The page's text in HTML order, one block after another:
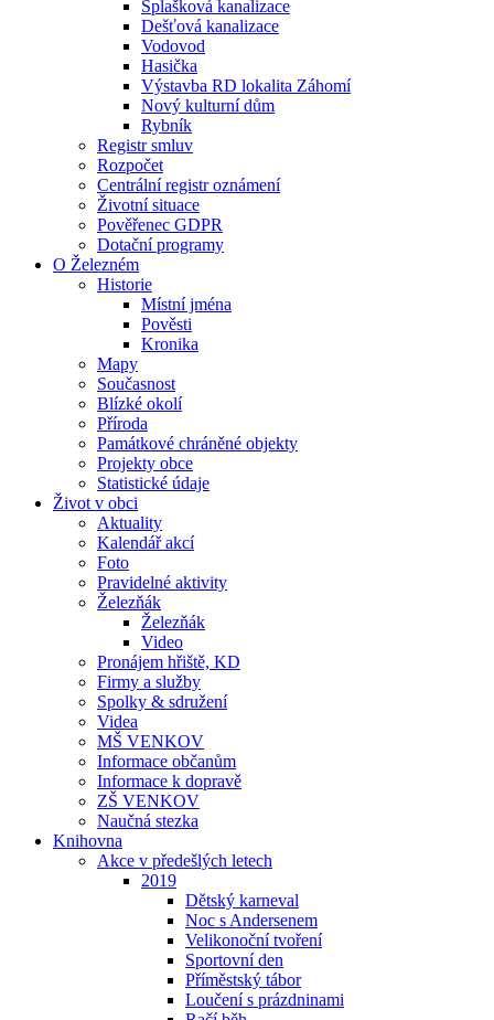
Splašková kanalizace
Dešťová kanalizace
Vodovod
Hasička
Výstavba RD lokalita Záhomí
Nový kulturní dům
Rybník
Registr smluv
Rozpočet
Centrální registr oznámení
Životní situace
Pověřenec GDPR
Dotační programy
O Železném
Historie
Místní jména
Pověsti
Kronika
Mapy
Současnost
Blízké okolí
Příroda
Památkové chráněné objekty
Projekty obce
Statistické údaje
Život v obci
Aktuality
Kalendář akcí
Foto
Pravidelné aktivity
Železňák
Železňák
Video
Pronájem hřiště, KD
Firmy a služby
Spolky & sdružení
Videa
MŠ VENKOV
Informace občanům
Informace k dopravě
ZŠ VENKOV
Naučná stezka
Knihovna
Akce v předešlých letech
2019
Dětský karneval
Noc s Andersenem
Velikonoční tvoření
Sportovní den
Příměstský tábor
Loučení s prázdninami